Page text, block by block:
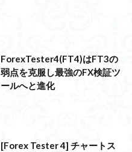
ForexTester4(FT4)はFT3の
弱点を克服し最強のFX検証ツ
ールへと進化
[Forex Tester 4] チャートス